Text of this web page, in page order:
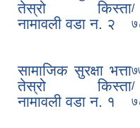
तेस्रो किस्ता
नामावली वडा न. २
/
सामाजिक सुरक्षा भत्ता
तेस्रो किस्ता
नामावली वडा न. १
/